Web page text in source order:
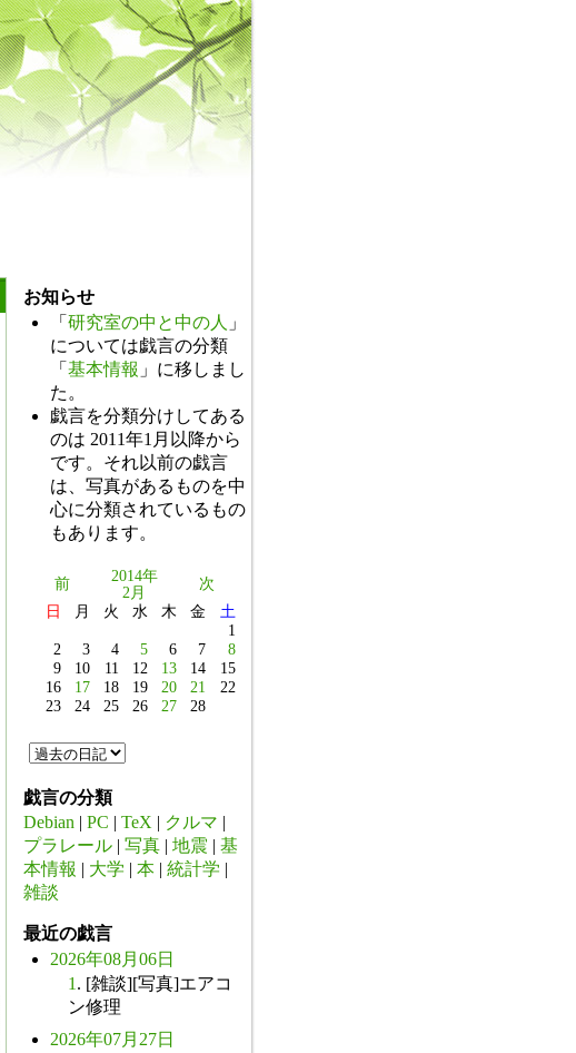
お知らせ
「 研究室の中と中の人 」
については戯言の分類
「 基本情報 」に移しまし
た。
戯言を分類分けしてある
のは 2011年1月以降から
です。それ以前の戯言
は、写真があるものを中
心に分類されているもの
もあります。
前
2014年
2月
次
日
月 火 水 木 金
土
1
2
3 4 5 6 7
8
9
10 11 12 13 14
15
16
17 18 19 20 21
22
23
24 25 26 27 28
戯言の分類
Debian | PC | TeX | クルマ |
プラレール | 写真 | 地震 | 基
本情報 | 大学 | 本 | 統計学 |
雑談
最近の戯言
2026年08月06日
1 . [雑談][写真]エアコ
ン修理
2026年07月27日